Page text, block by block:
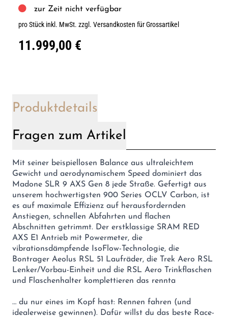
zur Zeit nicht verfügbar
pro Stück inkl. MwSt. zzgl. Versandkosten für Grossartikel
11.999,00 €
Produktdetails
Fragen zum Artikel
Mit seiner beispiellosen Balance aus ultraleichtem
Gewicht und aerodynamischem Speed dominiert das
Madone SLR 9 AXS Gen 8 jede Straße. Gefertigt aus
unserem hochwertigsten 900 Series OCLV Carbon, ist
es auf maximale Effizienz auf herausfordernden
Anstiegen, schnellen Abfahrten und flachen
Abschnitten getrimmt. Der erstklassige SRAM RED
AXS E1 Antrieb mit Powermeter, die
vibrationsdämpfende IsoFlow-Technologie, die
Bontrager Aeolus RSL 51 Laufräder, die Trek Aero RSL
Lenker/Vorbau-Einheit und die RSL Aero Trinkflaschen
und Flaschenhalter komplettieren das rennta
… du nur eines im Kopf hast: Rennen fahren (und
idealerweise gewinnen). Dafür willst du das beste Race-